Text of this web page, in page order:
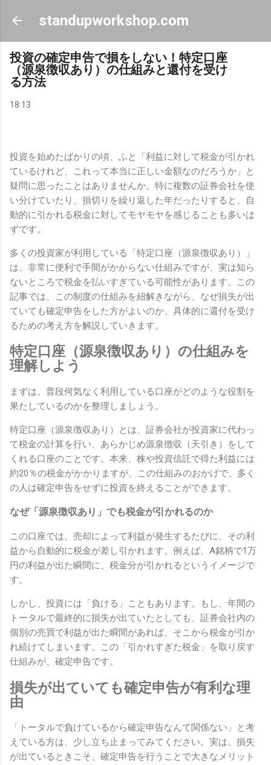
スキップしてメイン コンテンツに移動
standupworkshop.com
投資の確定申告で損をしない！特定口座
（源泉徴収あり）の仕組みと還付を受け
る方法
18:13
投資を始めたばかりの頃、ふと「利益に対して税金が引かれ
ているけれど、これって本当に正しい金額なのだろうか」と
疑問に思ったことはありませんか。特に複数の証券会社を使
い分けていたり、損切りを繰り返した年だったりすると、自
動的に引かれる税金に対してモヤモヤを感じることも多いは
ずです。
多くの投資家が利用している「特定口座（源泉徴収あり）」
は、非常に便利で手間がかからない仕組みですが、実は知ら
ないところで税金を払いすぎている可能性があります。この
記事では、この制度の仕組みを紐解きながら、なぜ損失が出
ていても確定申告をした方がよいのか、具体的に還付を受け
るための考え方を解説していきます。
特定口座（源泉徴収あり）の仕組みを
理解しよう
まずは、普段何気なく利用している口座がどのような役割を
果たしているのかを整理しましょう。
特定口座（源泉徴収あり）とは、証券会社が投資家に代わっ
て税金の計算を行い、あらかじめ源泉徴収（天引き）をして
くれる口座のことです。本来、株や投資信託で得た利益には
約20％の税金がかかりますが、この仕組みのおかげで、多く
の人は確定申告をせずに投資を終えることができます。
なぜ「源泉徴収あり」でも税金が引かれるのか
この口座では、売却によって利益が発生するたびに、その利
益から自動的に税金が差し引かれます。例えば、A銘柄で1万
円の利益が出た瞬間に、税金分が引かれるというイメージで
す。
しかし、投資には「負ける」こともあります。もし、年間の
トータルで最終的に損失が出ていたとしても、証券会社内の
個別の売買で利益が出た瞬間があれば、そこから税金が引か
れ続けてしまいます。この「引かれすぎた税金」を取り戻す
仕組みが、確定申告です。
損失が出ていても確定申告が有利な理
由
「トータルで負けているから確定申告なんて関係ない」と考
えている方は、少し立ち止まってみてください。実は、損失
が出ているときこそ、確定申告を行うことで大きなメリット